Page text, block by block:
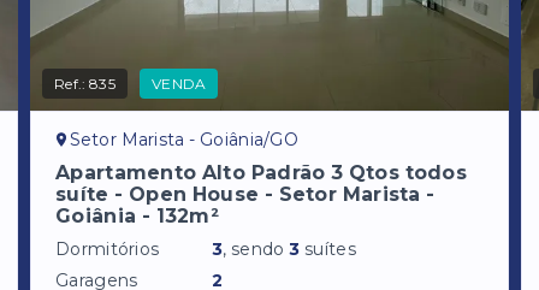
Ref.:835 VENDA
Setor Marista - Goiânia/GO
Apartamento Alto Padrão 3 Qtos todos
suíte - Open House - Setor Marista -
Goiânia - 132m²
Dormitórios 3, sendo3 suítes
Garagens
2